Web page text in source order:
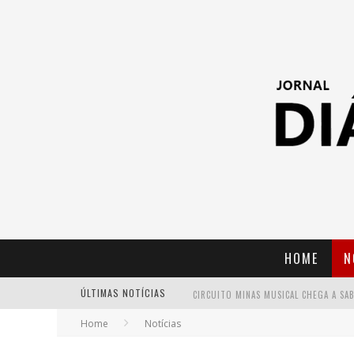
HOME
ÚLTIMAS NOTÍCIAS
Home Notícias